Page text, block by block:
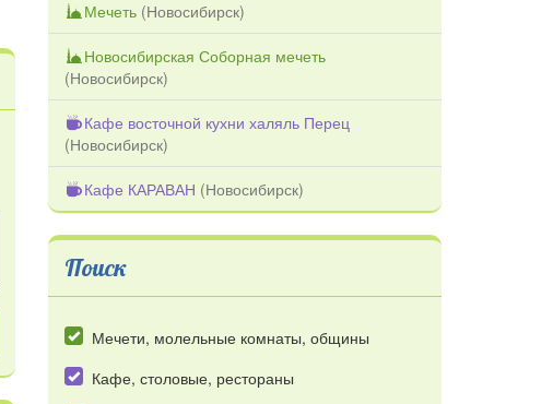
Мечеть (Новосибирск)
Новосибирская Соборная мечеть
(Новосибирск)
Кафе восточной кухни халяль Перец
(Новосибирск)
Кафе КАРАВАН (Новосибирск)
Поиск
Мечети, молельные комнаты, общины
Кафе, столовые, рестораны